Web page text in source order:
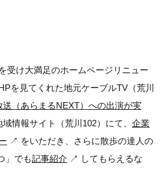
受け大満足のホームページリニュー
を見てくれた地元ケーブルTV（荒川
送（あらまるNEXT）への出演が実
情報サイト（荒川102）にて、 企業
↗︎ をいただき、さらに散歩の達人の
」でも記事紹介 ↗︎ してもらえるな